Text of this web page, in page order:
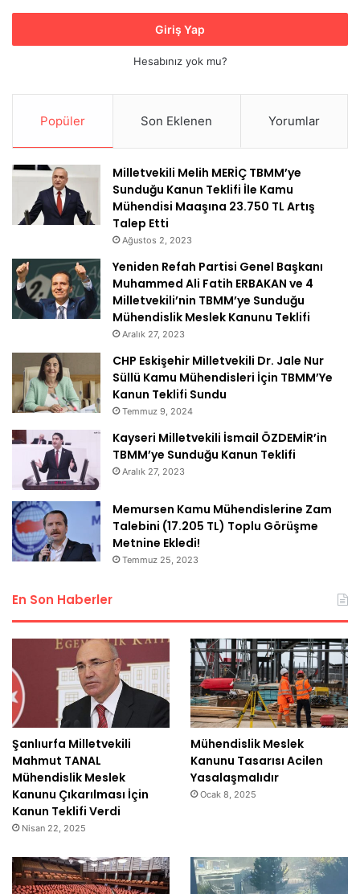
Giriş Yap
Hesabınız yok mu?
Popüler Son Eklenen Yorumlar
Milletvekili Melih MERİÇ TBMM’ye
Sunduğu Kanun Teklifi İle Kamu
Mühendisi Maaşına 23.750 TL Artış
Talep Etti
Ağustos 2, 2023
Yeniden Refah Partisi Genel Başkanı
Muhammed Ali Fatih ERBAKAN ve 4
Milletvekili’nin TBMM’ye Sunduğu
Mühendislik Meslek Kanunu Teklifi
Aralık 27, 2023
CHP Eskişehir Milletvekili Dr. Jale Nur
Süllü Kamu Mühendisleri İçin TBMM’Ye
Kanun Teklifi Sundu
Temmuz 9, 2024
Kayseri Milletvekili İsmail ÖZDEMİR’in
TBMM’ye Sunduğu Kanun Teklifi
Aralık 27, 2023
Memursen Kamu Mühendislerine Zam
Talebini (17.205 TL) Toplu Görüşme
Metnine Ekledi!
Temmuz 25, 2023
En Son Haberler
Şanlıurfa Milletvekili
Mahmut TANAL
Mühendislik Meslek
Kanunu Çıkarılması İçin
Kanun Teklifi Verdi
Nisan 22, 2025
Mühendislik Meslek
Kanunu Tasarısı Acilen
Yasalaşmalıdır
Ocak 8, 2025